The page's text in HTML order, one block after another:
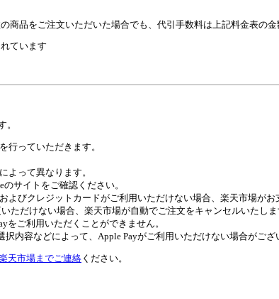
商品をご注文いただいた場合でも、代引手数料は上記料金表の金
ています
。
行っていただきます。
よって異なります。
のサイトをご確認ください。
よびクレジットカードがご利用いただけない場合、楽天市場が
ただけない場合、楽天市場が自動でご注文をキャンセルいたしま
をご利用いただくことができません。
内容などによって、Apple Payがご利用いただけない場合がござ
天市場までご連絡 ください。